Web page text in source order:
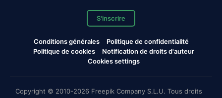
S'inscrire
Conditions générales
Politique de confidentialité
Politique de cookies
Notification de droits d'auteur
Cookies settings
Copyright © 2010-2026 Freepik Company S.L.U. Tous droits